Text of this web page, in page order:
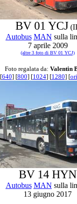
BV 01 YCJ
Autobus MAN sulla
7 aprile 2009
(altre 3 foto di BV 01 YCJ)
Foto regalata da: Valentin
[640] [800] [1024] [1280] [
BV 14 HYN
Autobus MAN sulla
13 giugno 2017